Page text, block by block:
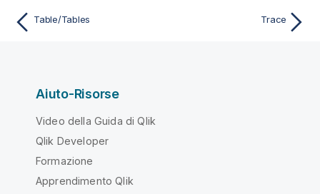
Table/Tables Trace
Aiuto-Risorse
Video della Guida di Qlik
Qlik Developer
Formazione
Apprendimento Qlik